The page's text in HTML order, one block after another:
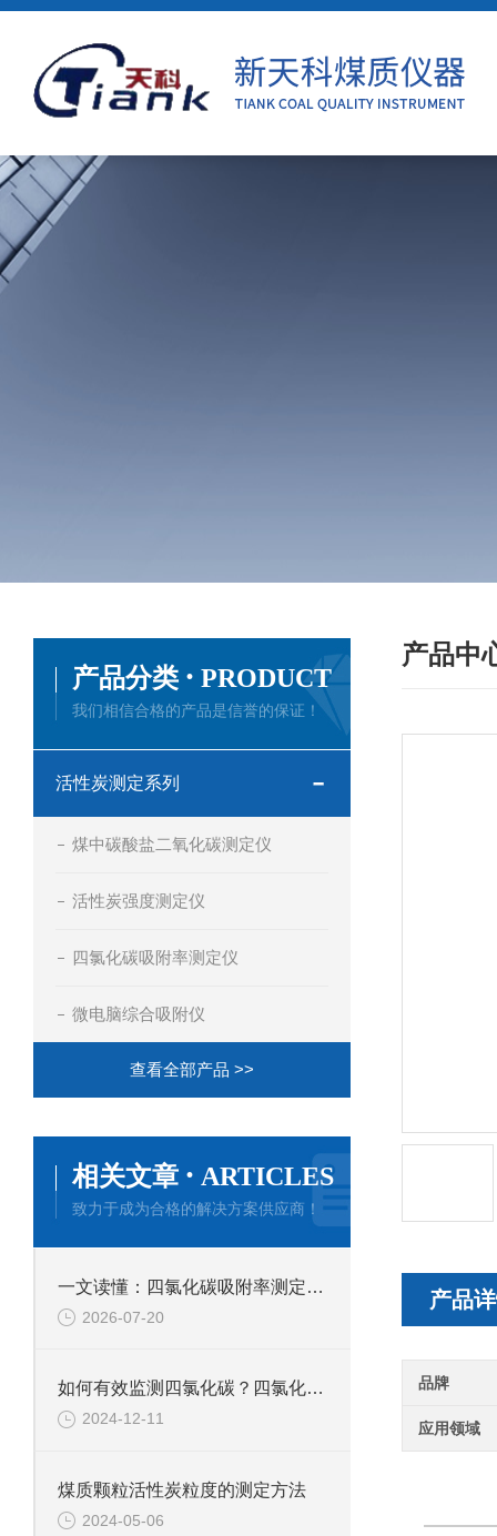
产品中
产品
品牌
应用领域
产品分类 · PRODUCT
我们相信合格的产品是信誉的保证！
活性炭测定系列
煤中碳酸盐二氧化碳测定仪
活性炭强度测定仪
四氯化碳吸附率测定仪
微电脑综合吸附仪
查看全部产品 >>
相关文章 · ARTICLES
致力于成为合格的解决方案供应商！
一文读懂：四氯化碳吸附率测定仪的正确使用方法与避坑技巧
2026-07-20
如何有效监测四氯化碳？四氯化碳吸附率测定仪解析
2024-12-11
煤质颗粒活性炭粒度的测定方法
2024-05-06